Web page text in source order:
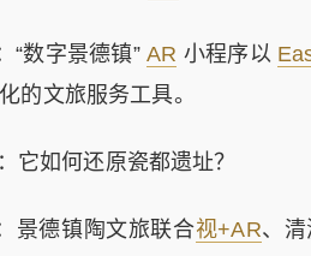
“数字景德镇”AR 小程序以
的文旅服务工具。
它如何还原瓷都遗址？
景德镇陶文旅联合视+AR、